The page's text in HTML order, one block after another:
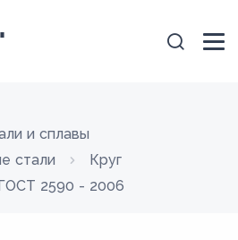
и сплавы
стали
Круг
2590 - 2006